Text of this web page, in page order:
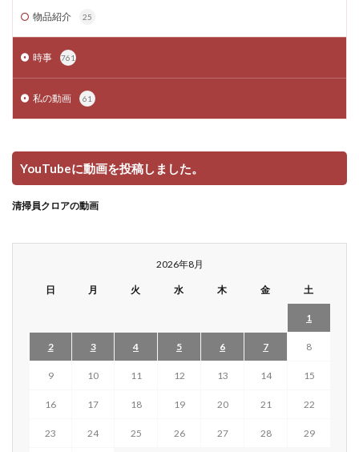
物品紹介 25
時事 761
私の動画 61
YouTubeに動画を投稿しました。
清掃員クロアの動画
2026年8月
日 月 火 水 木 金 土
1
2 3 4 5 6 7 8
9 10 11 12 13 14 15
16 17 18 19 20 21 22
23 24 25 26 27 28 29